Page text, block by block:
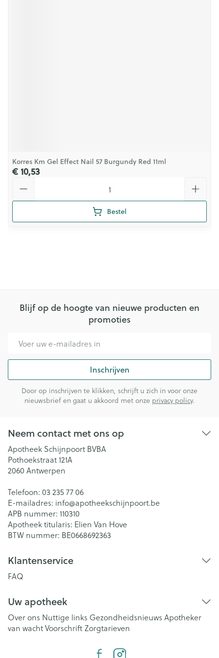
Korres Km Gel Effect Nail 57 Burgundy Red 11ml
€ 10,53
Bestel
Blijf op de hoogte van nieuwe producten en
promoties
Inschrijven
Door op inschrijven te klikken, schrijft u zich in voor onze
nieuwsbrief en gaat u akkoord met onze privacy policy.
Neem contact met ons op
Apotheek Schijnpoort BVBA
Pothoekstraat 121A
2060 Antwerpen
Telefoon: 03 235 77 06
E-mailadres: info@apotheekschijnpoort.be
APB nummer: 110310
Apotheek titularis: Elien Van Hove
BTW nummer: BE0668692363
Klantenservice
FAQ
Uw apotheek
Over ons Nuttige links Gezondheidsnieuws Apotheker
van wachtVoorschriftZorgtarieven